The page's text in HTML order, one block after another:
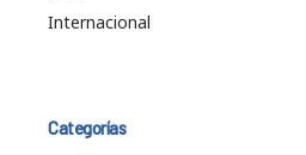
Internacional
Categorías